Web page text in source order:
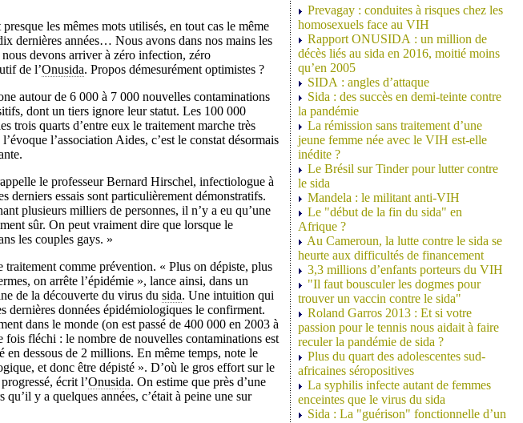
les mêmes mots utilisés, en tout cas le même
dernières années… Nous avons dans nos mains les
devons arriver à zéro infection, zéro
de l’Onusida. Propos démesurément optimistes ?
autour de 6 000 à 7 000 nouvelles contaminations
dont un tiers ignore leur statut. Les 100 000
trois quarts d’entre eux le traitement marche très
l’association Aides, c’est le constat désormais
le professeur Bernard Hirschel, infectiologue à
derniers essais sont particulièrement démonstratifs.
plusieurs milliers de personnes, il n’y a eu qu’une
sûr. On peut vraiment dire que lorsque le
les couples gays. »
comme prévention. « Plus on dépiste, plus
on arrête l’épidémie », lance ainsi, dans un
de la découverte du virus du sida. Une intuition qui
dernières données épidémiologiques le confirment.
dans le monde (on est passé de 400 000 en 2003 à
fléchi : le nombre de nouvelles contaminations est
dessous de 2 millions. En même temps, note le
et donc être dépisté ». D’où le gros effort sur le
écrit l’Onusida. On estime que près d’une
y a quelques années, c’était à peine une sur
Prevagay : conduites à risques chez les
homosexuels face au VIH
Rapport ONUSIDA : un million de
décès liés au sida en 2016, moitié moins
qu’en 2005
SIDA : angles d’attaque
Sida : des succès en demi-teinte contre
la pandémie
La rémission sans traitement d’une
jeune femme née avec le VIH est-elle
inédite ?
Le Brésil sur Tinder pour lutter contre
le sida
Mandela : le militant anti-VIH
Le "début de la fin du sida" en
Afrique ?
Au Cameroun, la lutte contre le sida se
heurte aux difficultés de financement
3,3 millions d’enfants porteurs du VIH
"Il faut bousculer les dogmes pour
trouver un vaccin contre le sida"
Roland Garros 2013 : Et si votre
passion pour le tennis nous aidait à faire
reculer la pandémie de sida ?
Plus du quart des adolescentes sud-
africaines séropositives
La syphilis infecte autant de femmes
enceintes que le virus du sida
Sida : La "guérison" fonctionnelle d’un